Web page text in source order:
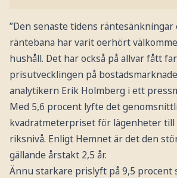
”Den senaste tidens
räntebana har varit oerhört
hushåll. Det har också på allvar fått
prisutvecklingen på
analytikern Erik Holmberg i ett
Med 5,6 procent lyfte det
kvadratmeterpriset för lägenheter till
riksnivå. Enligt Hemnet är det den
gällande årstakt 2,5 år.
Ännu starkare prislyft på 9,5 procent